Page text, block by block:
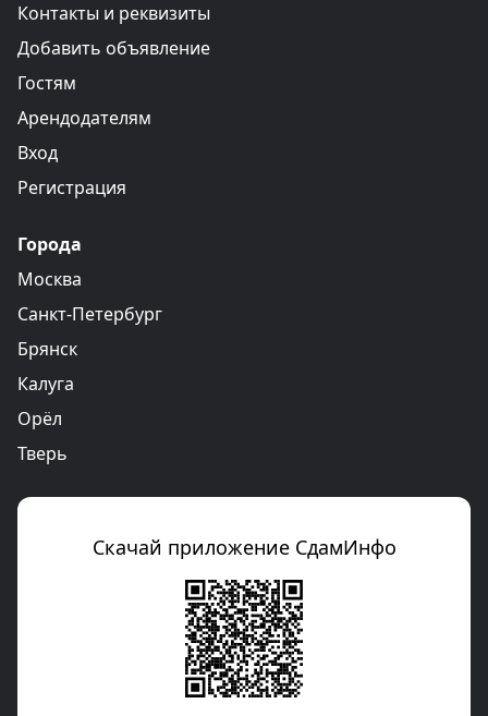
Контакты и реквизиты
Добавить объявление
Гостям
Арендодателям
Вход
Регистрация
Города
Москва
Санкт-Петербург
Брянск
Калуга
Орёл
Тверь
Скачай приложение СдамИнфо